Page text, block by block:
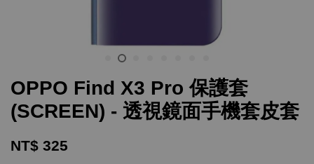
OPPO Find X3 Pro 保護套
(SCREEN) - 透視鏡面手機套皮套
NT$ 325